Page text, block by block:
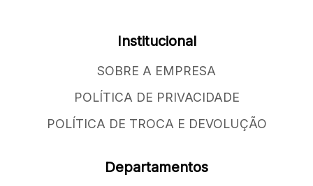
Institucional
SOBRE A EMPRESA
POLÍTICA DE PRIVACIDADE
POLÍTICA DE TROCA E DEVOLUÇÃO
Departamentos